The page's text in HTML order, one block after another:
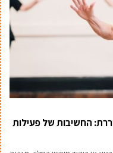
החשיבות של פעילות